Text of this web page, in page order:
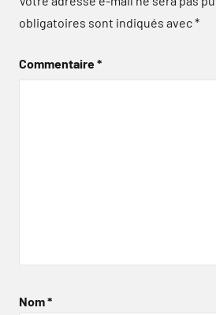
obligatoires sont indiqués avec*
Commentaire*
Nom*